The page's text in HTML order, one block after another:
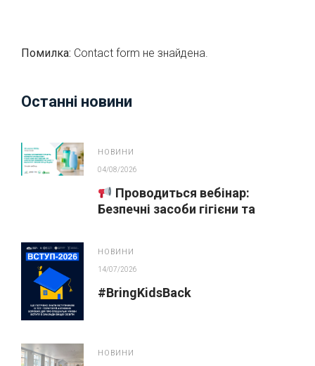
Помилка: Contact form не знайдена.
Останні новини
НОВИНИ
04/08/2026
Проводиться вебінар:
Безпечні засоби гігієни та
НОВИНИ
14/07/2026
#BringKidsBack
НОВИНИ